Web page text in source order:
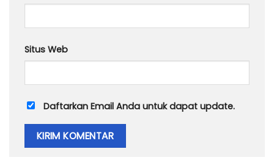
Situs Web
Daftarkan Email Anda untuk dapat update.